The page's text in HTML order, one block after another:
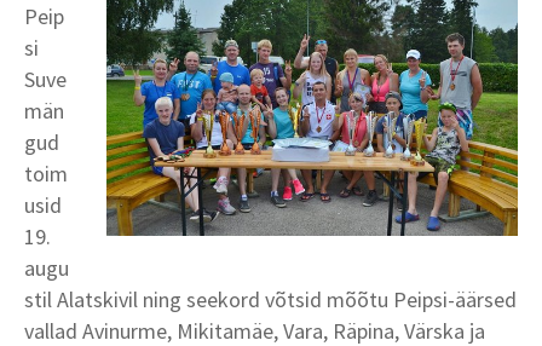
Peip
si
Suve
män
gud
toim
usid
19.
augu
stil Alatskivil ning seekord võtsid mõõtu Peipsi-äärsed
vallad Avinurme, Mikitamäe, Vara, Räpina, Värska ja